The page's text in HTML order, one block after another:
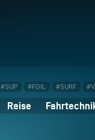
#SUP #FOIL #SURF
Reise